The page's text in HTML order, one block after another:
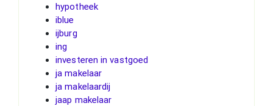
hypotheek
iblue
ijburg
ing
investeren in vastgoed
ja makelaar
ja makelaardij
jaap makelaar